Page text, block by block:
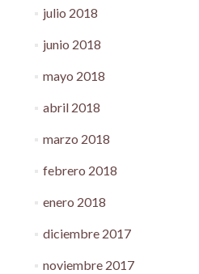
julio 2018
junio 2018
mayo 2018
abril 2018
marzo 2018
febrero 2018
enero 2018
diciembre 2017
noviembre 2017